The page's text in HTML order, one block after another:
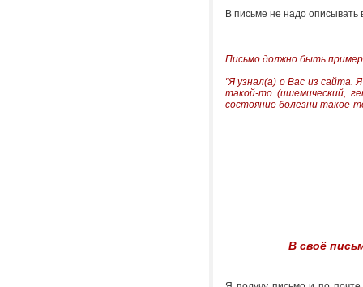
В письме не надо
Письмо должно быть
"Я узнал(а) о Вас из сайта.
такой-то (ишемический,
состояние болезни такое-
В своё